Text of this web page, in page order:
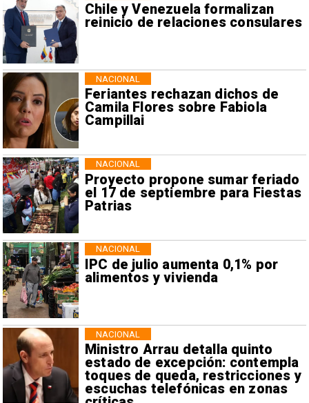
Chile y Venezuela formalizan
reinicio de relaciones consulares
Feriantes rechazan dichos de
Camila Flores sobre Fabiola
Campillai
NACIONAL
Proyecto propone sumar feriado
el 17 de septiembre para Fiestas
Patrias
NACIONAL
IPC de julio aumenta 0,1% por
alimentos y vivienda
NACIONAL
Ministro Arrau detalla quinto
estado de excepción: contempla
toques de queda, restricciones y
escuchas telefónicas en zonas
NACIONAL